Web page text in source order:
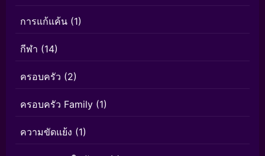
การแก้แค้น (1)
กีฬา (14)
ครอบครัว (2)
ครอบครัว Family (1)
ความขัดแย้ง (1)